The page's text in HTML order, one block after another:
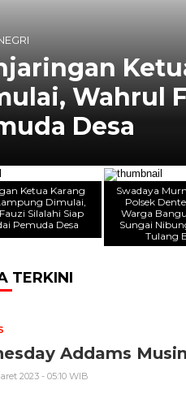
Murni
dan
–
Ketua Karang
Dimulai,
Silalahi Siap
Pemuda Desa
Swadaya
Polsek
Warga
Sungai
Tulang
TERKINI
Addams
2023 - 05:10 WIB